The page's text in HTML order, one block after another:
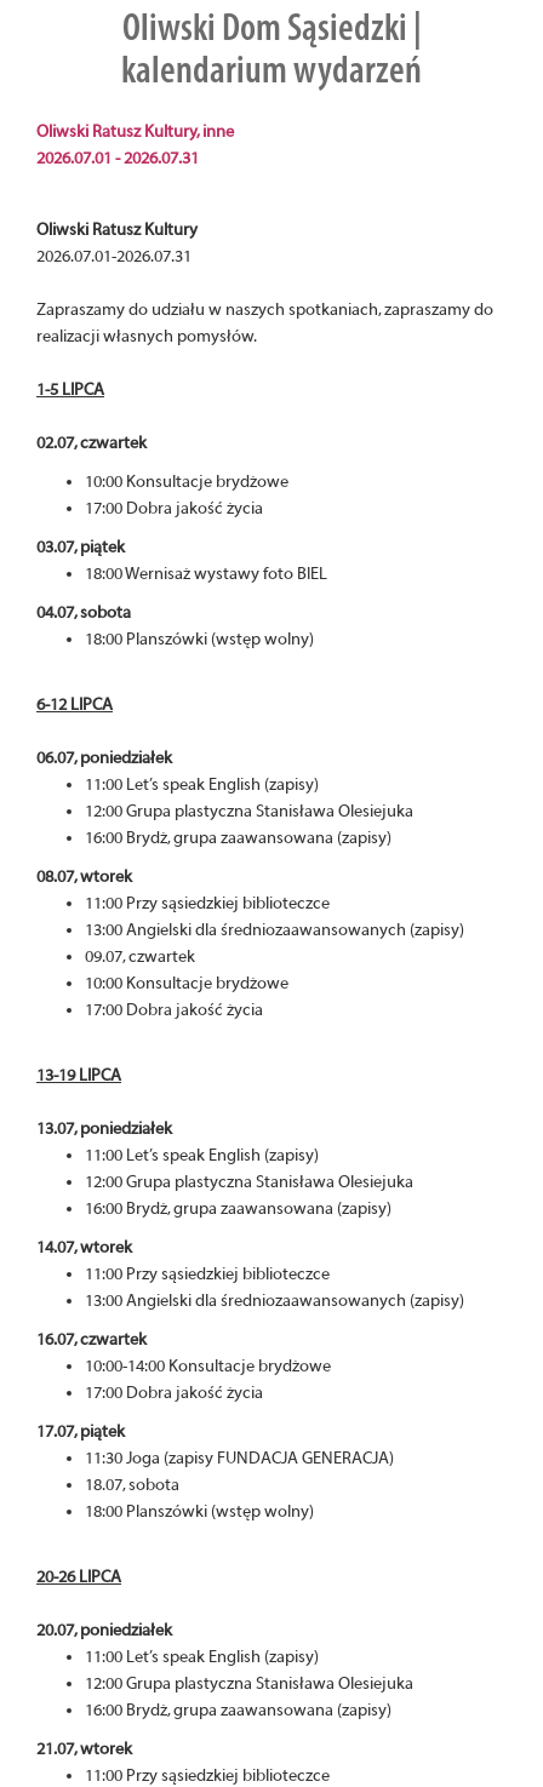
Oliwski Dom Sąsiedzki |
kalendarium wydarzeń
Oliwski Ratusz Kultury, inne
2026.07.01 - 2026.07.31
Oliwski Ratusz Kultury
2026.07.01-2026.07.31
Zapraszamy do udziału w naszych spotkaniach, zapraszamy do
realizacji własnych pomysłów.
1-5 LIPCA
02.07, czwartek
10:00 Konsultacje brydżowe
17:00 Dobra jakość życia
03.07, piątek
18:00 Wernisaż wystawy foto BIEL
04.07, sobota
18:00 Planszówki (wstęp wolny)
6-12 LIPCA
06.07, poniedziałek
11:00 Let’s speak English (zapisy)
12:00 Grupa plastyczna Stanisława Olesiejuka
16:00 Brydż, grupa zaawansowana (zapisy)
08.07, wtorek
11:00 Przy sąsiedzkiej biblioteczce
13:00 Angielski dla średniozaawansowanych (zapisy)
09.07, czwartek
10:00 Konsultacje brydżowe
17:00 Dobra jakość życia
13-19 LIPCA
13.07, poniedziałek
11:00 Let’s speak English (zapisy)
12:00 Grupa plastyczna Stanisława Olesiejuka
16:00 Brydż, grupa zaawansowana (zapisy)
14.07, wtorek
11:00 Przy sąsiedzkiej biblioteczce
13:00 Angielski dla średniozaawansowanych (zapisy)
16.07, czwartek
10:00-14:00 Konsultacje brydżowe
17:00 Dobra jakość życia
17.07, piątek
11:30 Joga (zapisy FUNDACJA GENERACJA)
18.07, sobota
18:00 Planszówki (wstęp wolny)
20-26 LIPCA
20.07, poniedziałek
11:00 Let’s speak English (zapisy)
12:00 Grupa plastyczna Stanisława Olesiejuka
16:00 Brydż, grupa zaawansowana (zapisy)
21.07, wtorek
11:00 Przy sąsiedzkiej biblioteczce